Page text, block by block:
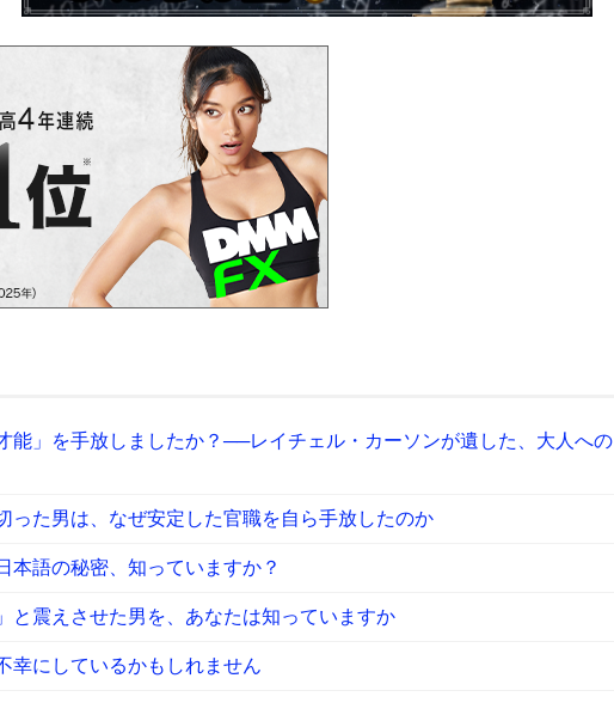
能」を手放しましたか？──レイチェル・カーソンが遺した、大人への
った男は、なぜ安定した官職を自ら手放したのか
本語の秘密、知っていますか？
と震えさせた男を、あなたは知っていますか
幸にしているかもしれません